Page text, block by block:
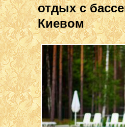
отдых с
Киевом